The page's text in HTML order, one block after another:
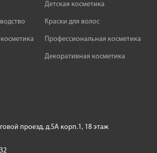
Детская косметика
Краски для волос
Профессиональная косметика
Декоративная косметика
проезд, д.5А корп.1, 18 этаж